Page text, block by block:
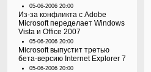
05-06-2006 20:00
Из-за конфликта с Adobe
Microsoft переделает Windows
Vista и Office 2007
05-06-2006 20:00
Microsoft выпустит третью
бета-версию Internet Explorer 7
05-06-2006 20:00